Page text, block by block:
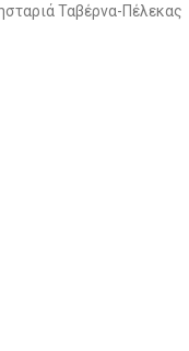
Ταβέρνα-Πέλεκας